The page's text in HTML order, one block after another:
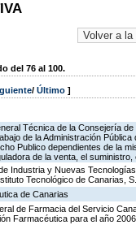
del 76 al 100.
/ Último ]
Técnica de la Consejería
de la Administración
Publico dependientes de la
de la venta, el
Industria y Nuevas
Tecnológico de Canarias,
de Canarias
de Farmacia del Servicio
Farmacéutica para el año 2006